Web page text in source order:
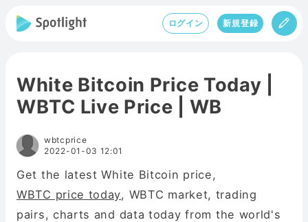
ログイン 新規登録
White Bitcoin Price Today |
WBTC Live Price | WB
wbtcprice
2022-01-03 12:01
Get the latest White Bitcoin price,
WBTC price today, WBTC market, trading
pairs, charts and data today from the world's